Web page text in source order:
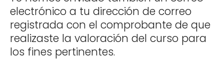
electrónico a tu dirección de correo
registrada con el comprobante de que
realizaste la valoración del curso para
los fines pertinentes.